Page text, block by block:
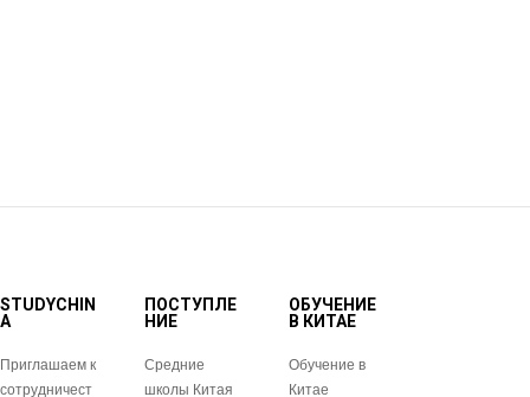
STUDYCHIN
A
Приглашаем к
сотрудничест
ПОСТУПЛЕ
НИЕ
Средние
школы Китая
ОБУЧЕНИЕ
В КИТАЕ
Обучение в
Китае